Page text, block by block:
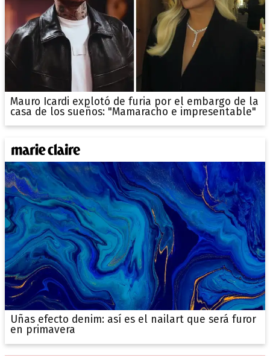
Mauro Icardi explotó de furia por el embargo de la
casa de los sueños: "Mamaracho e impresentable"
Uñas efecto denim: así es el nailart que será furor
en primavera